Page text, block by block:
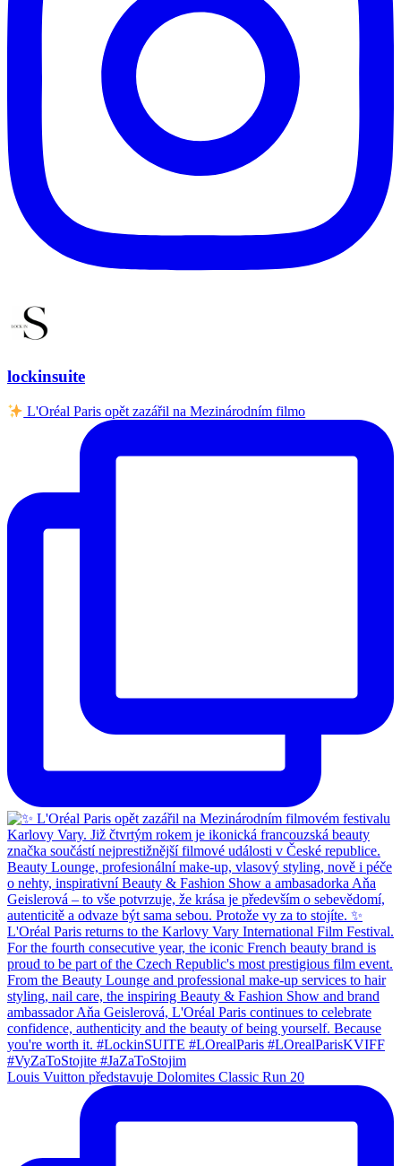
lockinsuite
L'Oréal Paris opět zazářil na Mezinárodním filmo
Louis Vuitton představuje Dolomites Classic Run 20